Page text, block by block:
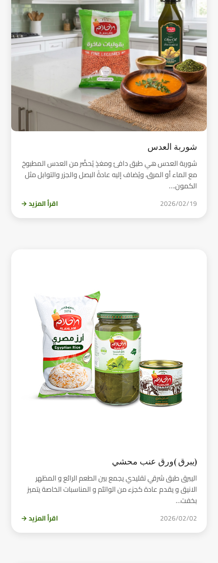
شوربة العدس
شوربة العدس هي طبق دافئ ومغذٍ يُحضَّر من العدس المطبوخ
مع الماء أو المرق، ويُضاف إليه عادةً البصل والجزر والتوابل مثل
الكمون.…
2026/02/19 اقرأ المزيد →
(يبرق )ورق عنب محشي
اليبرق طبق شرقي تقليدي يجمع بين الطعم الرائع و المظهر
الانيق و يقدم عادة كجزء من الواتئم و المناسبات الخاصة يتميز
بخفت…
2026/02/02 اقرأ المزيد →